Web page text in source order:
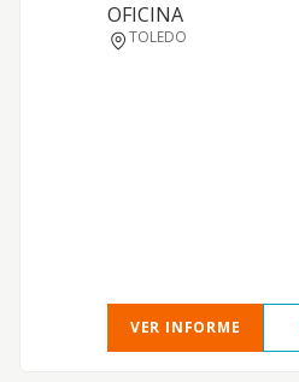
OFICINA
TOLEDO
VER INFORME